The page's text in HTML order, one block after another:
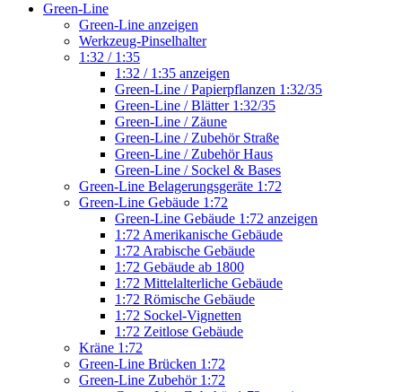
Green-Line
Green-Line anzeigen
Werkzeug-Pinselhalter
1:32 / 1:35
1:32 / 1:35 anzeigen
Green-Line / Papierpflanzen 1:32/35
Green-Line / Blätter 1:32/35
Green-Line / Zäune
Green-Line / Zubehör Straße
Green-Line / Zubehör Haus
Green-Line / Sockel & Bases
Green-Line Belagerungsgeräte 1:72
Green-Line Gebäude 1:72
Green-Line Gebäude 1:72 anzeigen
1:72 Amerikanische Gebäude
1:72 Arabische Gebäude
1:72 Gebäude ab 1800
1:72 Mittelalterliche Gebäude
1:72 Römische Gebäude
1:72 Sockel-Vignetten
1:72 Zeitlose Gebäude
Kräne 1:72
Green-Line Brücken 1:72
Green-Line Zubehör 1:72